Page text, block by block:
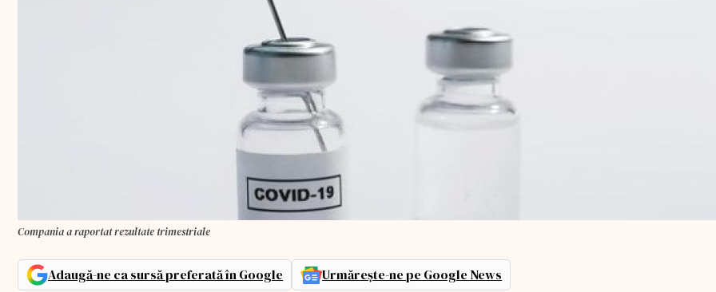
Compania a raportat rezultate trimestriale
Adaugă-ne ca sursă preferată în Google Urmărește-ne pe Google News